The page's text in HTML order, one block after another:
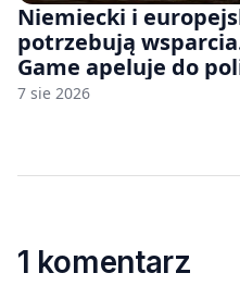
Niemiecki i
potrzebują
Game apeluje do
7 sie 2026
1 komentarz